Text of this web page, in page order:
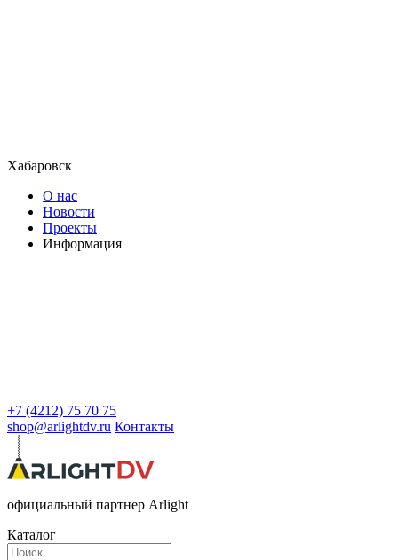
Хабаровск
О нас
Новости
Проекты
Информация
+7 (4212) 75 70 75
shop@arlightdv.ru Контакты
официальный партнер Arlight
Каталог